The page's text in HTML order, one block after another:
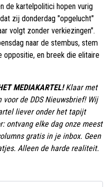
de kartelpolitici hopen vurig
zij donderdag "opgelucht"
volgt zonder verkiezingen".
naar de stembus, stem
oppositie, en breek die elitaire
MEDIAKARTEL! Klaar met
de DDS Nieuwsbrief! Wij
liever onder het tapijt
ontvang elke dag onze meest
gratis in je inbox. Geen
Alleen de harde realiteit.